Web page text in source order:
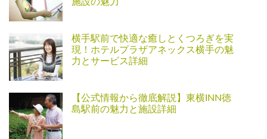
横手駅前で快適な癒しとくつろぎを実
現！ホテルプラザアネックス横手の魅
力とサービス詳細
【公式情報から徹底解説】東横INN徳
島駅前の魅力と施設詳細